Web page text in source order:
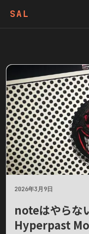
SAL
2026年3月9日
noteはやらな
Hyperpast